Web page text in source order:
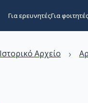
Για ερευνητέςΓια φοιτητές
Ιστορικό Αρχείο ›